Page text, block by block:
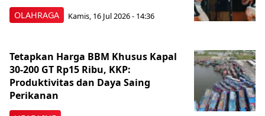
OLAHRAGA Kamis, 16 Jul 2026 - 14:36
Tetapkan Harga BBM Khusus Kapal
30-200 GT Rp15 Ribu, KKP:
Produktivitas dan Daya Saing
Perikanan